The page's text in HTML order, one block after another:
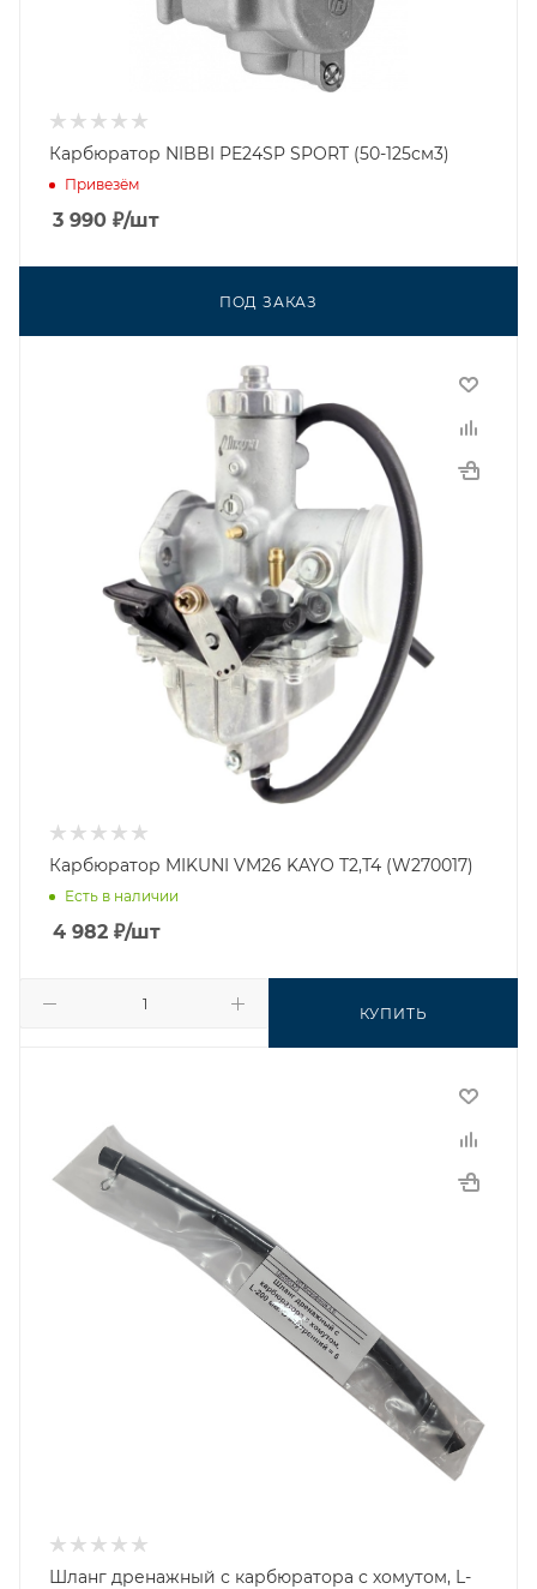
Карбюратор NIBBI PE24SP SPORT (50-125см3)
Привезём
3 990 ₽/шт
ПОД ЗАКАЗ
Карбюратор MIKUNI VM26 KAYO Т2,Т4 (W270017)
Есть в наличии
4 982 ₽/шт
КУПИТЬ
Шланг дренажный с карбюратора с хомутом, L-